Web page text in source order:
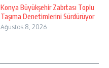
Konya Büyükşehir Zabıtası Toplu
Taşıma Denetimlerini Sürdürüyor
Ağustos 8, 2026